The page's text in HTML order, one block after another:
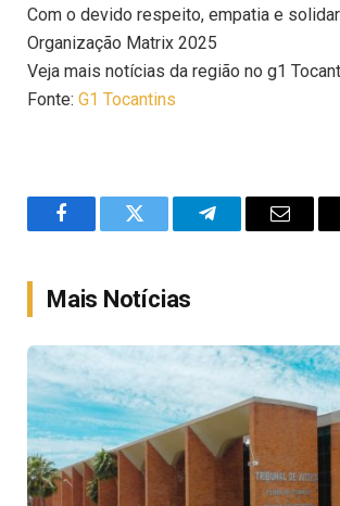
Com o devido respeito, empatia e
Organização Matrix 2025
Veja mais notícias da região no g1
Fonte: G1 Tocantins
FacebookTwitter TelegramEmail
Mais Notícias